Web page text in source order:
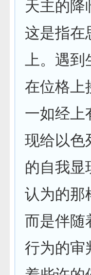
天主的降
这是指在
上。遇
在位格上
一如经上
现给以色
的自我显
认为的那
而是伴随
行为的审